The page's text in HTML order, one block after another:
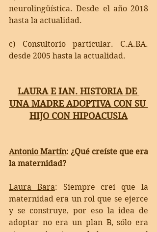
neurolingüística. Desde el año 2018
hasta la actualidad.
c) Consultorio particular. C.A.BA.
desde 2005 hasta la actualidad.
LAURA E IAN. HISTORIA DE
UNA MADRE ADOPTIVA CON SU
HIJO CON HIPOACUSIA
Antonio Martín: ¿Qué creíste que era
la maternidad?
Laura Bara: Siempre creí que la
maternidad era un rol que se ejerce
y se construye, por eso la idea de
adoptar no era un plan B, sólo era